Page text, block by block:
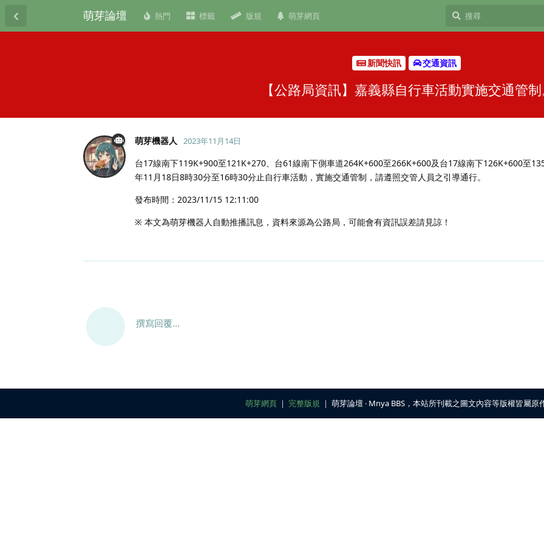
萌芽論壇 熱門 標籤 版規 萌芽網頁
新聞快訊 交通資訊
【公路局資訊】嘉義縣自行車活動實施交通管制
萌芽機器人 2023年11月14日
台17線南下119K+900至121K+270、台61線南下側車道264K+600至266K+600及台17線南下126K+600至
年11月18日8時30分至16時30分止自行車活動，實施交通管制，請遵照交管人員之引導通行。
發布時間：2023/11/15 12:11:00
※ 本文為萌芽機器人自動推播訊息，資料來源為公路局，可能會有資訊誤差請見諒！
撰寫回覆...
萌芽網頁 ｜ 完整版規 ｜ 萌芽論壇 ‧ Mnya BBS，本站所刊載之圖文內容等版權皆屬原